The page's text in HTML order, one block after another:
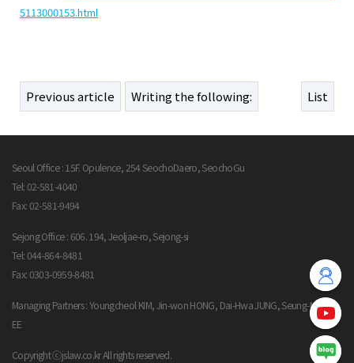
5113000153.html
Previous article Writing the following: List
Seoul Office : 15F. Opulence, 254 SeochoDaero, SeochoGu
Tel: 02-581-4040
Fax: 02-581-9494
Sejong Office : 606. 194, Jeoljae-ro, Sejong-si
Tel: 044-864-8481
Fax: 0303-0959-8481
Managing Partners : Youngcheol KIM, Jin-won HONG, Dai-Hwa JUNG, Seung-Moon L
EE
Copyright ⓒjslaw.co.kr All rights reserved.